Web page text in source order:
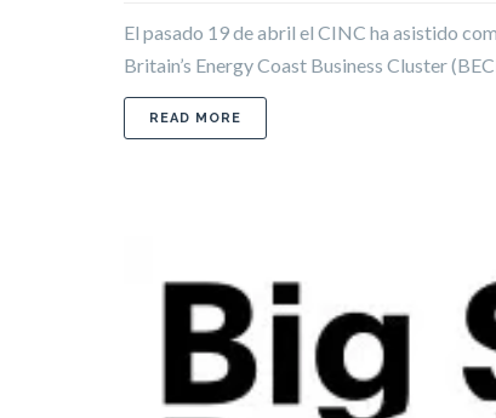
El pasado 19 de abril el CINC ha asistido
Britain’s Energy Coast Business Cluster
READ MORE